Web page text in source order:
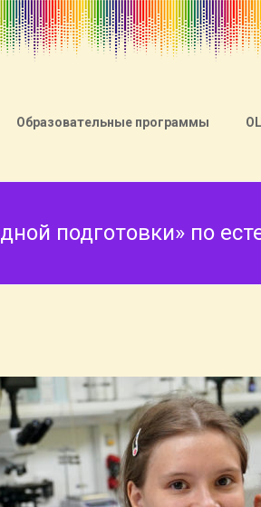
Образовательные программы
подготовки» по